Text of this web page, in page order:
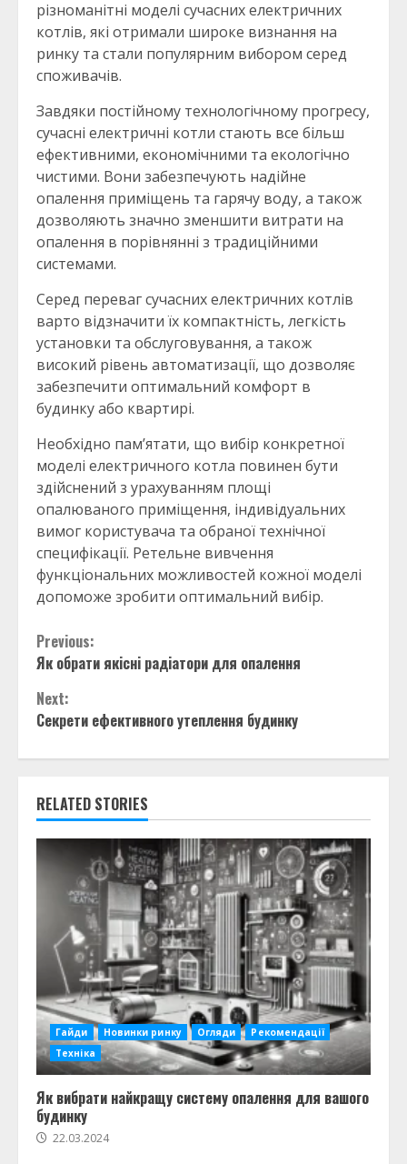
різноманітні моделі сучасних електричних
котлів, які отримали широке визнання на
ринку та стали популярним вибором серед
споживачів.
Завдяки постійному технологічному прогресу,
сучасні електричні котли стають все більш
ефективними, економічними та екологічно
чистими. Вони забезпечують надійне
опалення приміщень та гарячу воду, а також
дозволяють значно зменшити витрати на
опалення в порівнянні з традиційними
системами.
Серед переваг сучасних електричних котлів
варто відзначити їх компактність, легкість
установки та обслуговування, а також
високий рівень автоматизації, що дозволяє
забезпечити оптимальний комфорт в
будинку або квартирі.
Необхідно пам’ятати, що вибір конкретної
моделі електричного котла повинен бути
здійснений з урахуванням площі
опалюваного приміщення, індивідуальних
вимог користувача та обраної технічної
специфікації. Ретельне вивчення
функціональних можливостей кожної моделі
допоможе зробити оптимальний вибір.
Continue
Reading
Previous:
Як обрати якісні радіатори для опалення
Next:
Секрети ефективного утеплення будинку
RELATED STORIES
Гайди Новинки ринку Огляди
Рекомендації
Техніка
Як вибрати найкращу систему опалення для вашого
будинку
22.03.2024